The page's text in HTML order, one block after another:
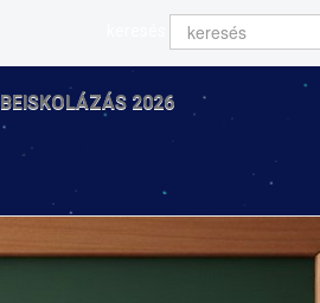
BEISKOLÁZÁS 2026